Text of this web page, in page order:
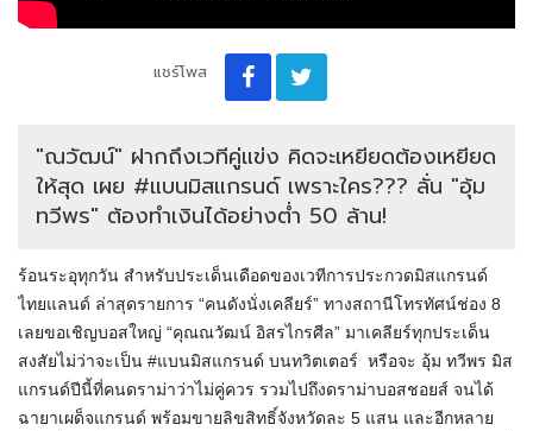
แชร์โพส
"ณวัฒน์" ฝากถึงเวทีคู่แข่ง คิดจะเหยียดต้องเหยียด
ให้สุด เผย #แบนมิสแกรนด์ เพราะใคร??? ลั่น "อุ้ม
ทวีพร" ต้องทำเงินได้อย่างต่ำ 50 ล้าน!
ร้อนระอุทุกวัน สำหรับประเด็นเดือดของเวทีการประกวดมิสแกรนด์
ไทยแลนด์ ล่าสุดรายการ “คนดังนั่งเคลียร์” ทางสถานีโทรทัศน์ช่อง 8
เลยขอเชิญบอสใหญ่ “คุณณวัฒน์ อิสรไกรศีล” มาเคลียร์ทุกประเด็น
สงสัยไม่ว่าจะเป็น #แบนมิสแกรนด์ บนทวิตเตอร์ หรือจะ อุ้ม ทวีพร มิส
แกรนด์ปีนี้ที่คนดราม่าว่าไม่คู่ควร รวมไปถึงดราม่าบอสชอยส์ จนได้
ฉายาเผด็จแกรนด์ พร้อมขายลิขสิทธิ์จังหวัดละ 5 แสน และอีกหลาย